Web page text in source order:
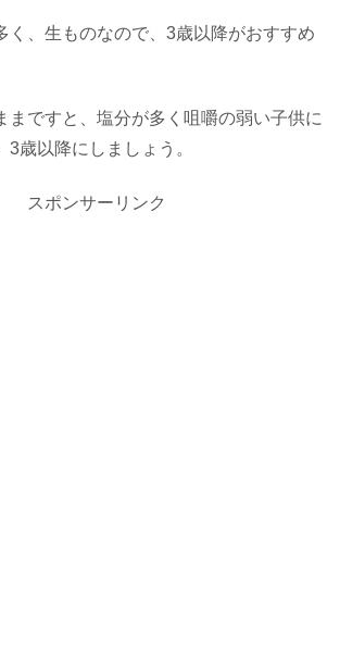
く、生ものなので、3歳以降がおすすめ
まですと、塩分が多く咀嚼の弱い子供に
3歳以降にしましょう。
スポンサーリンク